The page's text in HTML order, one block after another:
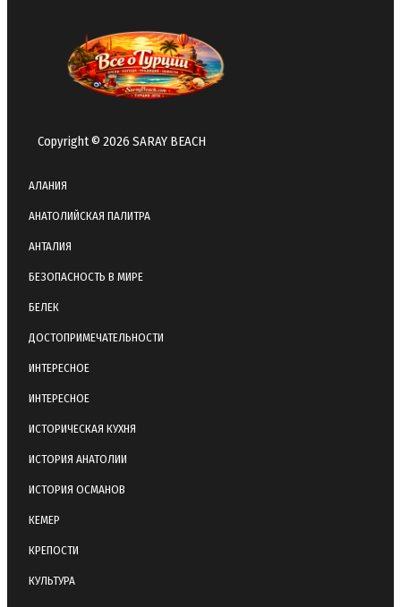
Copyright © 2026 SARAY BEACH
АЛАНИЯ
АНАТОЛИЙСКАЯ ПАЛИТРА
АНТАЛИЯ
БЕЗОПАСНОСТЬ В МИРЕ
БЕЛЕК
ДОСТОПРИМЕЧАТЕЛЬНОСТИ
ИНТЕРЕСНОЕ
ИНТЕРЕСНОЕ
ИСТОРИЧЕСКАЯ КУХНЯ
ИСТОРИЯ АНАТОЛИИ
ИСТОРИЯ ОСМАНОВ
КЕМЕР
КРЕПОСТИ
КУЛЬТУРА